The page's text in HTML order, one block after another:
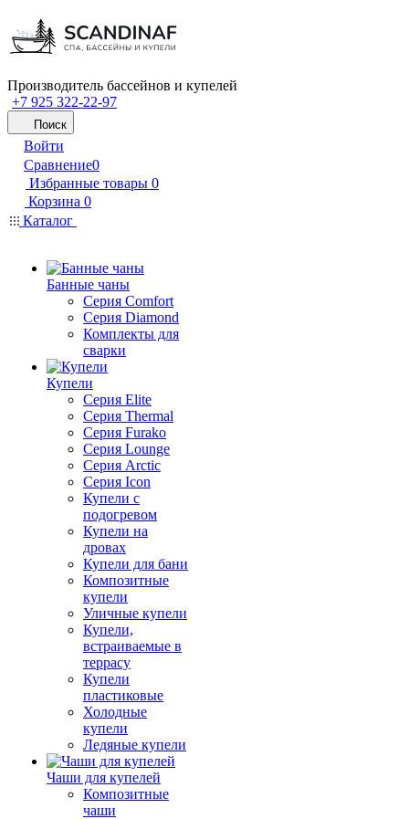
Производитель бассейнов и купелей
+7 925 322-22-97
Поиск
Войти
Сравнение0
Избранные товары 0
Корзина 0
Каталог
Банные чаны
Серия Comfort
Серия Diamond
Комплекты для
сварки
Купели
Серия Elite
Серия Thermal
Серия Furako
Серия Lounge
Серия Arctic
Серия Icon
Купели с
подогревом
Купели на
дровах
Купели для бани
Композитные
купели
Уличные купели
Купели,
встраиваемые в
террасу
Купели
пластиковые
Холодные
купели
Ледяные купели
Чаши для купелей
Композитные
чаши